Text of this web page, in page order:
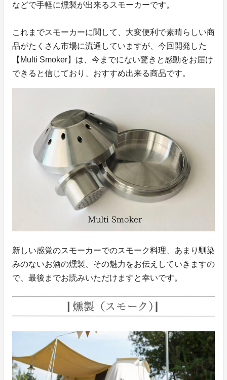
などで手軽に燻製が出来るスモーカーです。
これまでスモーカーに関して、大変便利で素晴らしい商
品がたくさん市場に流通していますが、今回開発した
【Multi Smoker】は、今までにない驚きと感動をお届け
できると信じており、おすすめ出来る商品です。
新しい感覚のスモーカーでのスモーク料理、あまり馴染
みのないお酒の燻製、その魅力をお伝えしていきますの
で、最後までお読みいただけますと幸いです。